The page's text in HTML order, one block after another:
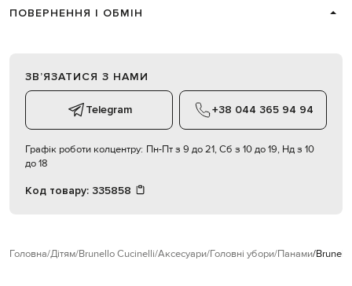
ПОВЕРНЕННЯ І ОБМІН
ЗВʼЯЗАТИСЯ З НАМИ
Telegram +38 044 365 94 94
Графік роботи колцентру: Пн-Пт з 9 до 21, Сб з 10 до 19, Нд з 10
до 18
Код товару: 335858
Головна Дітям Brunello Cucinelli Аксесуари Головні убори Панами